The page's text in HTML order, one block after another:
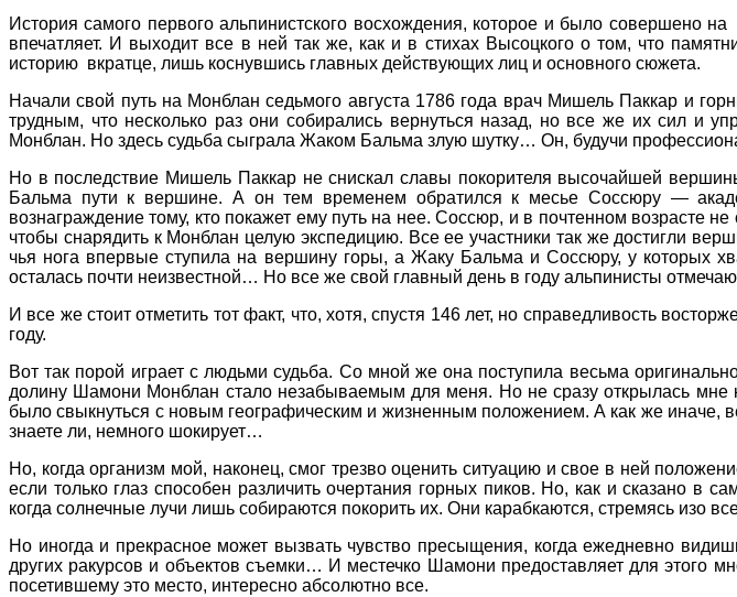
История самого первого альпинистского восхождения, которое и было совершено
впечатляет. И выходит все в ней так же, как и в стихах Высоцкого о том, что
историю вкратце, лишь коснувшись главных действующих лиц и основного сюжета.
Начали свой путь на Монблан седьмого августа 1786 года врач Мишель Паккар и
трудным, что несколько раз они собирались вернуться назад, но все же их сил и
Монблан. Но здесь судьба сыграла Жаком Бальма злую шутку… Он, будучи
Но в последствие Мишель Паккар не снискал славы покорителя высочайшей
Бальма пути к вершине. А он тем временем обратился к месье Соссюру —
вознаграждение тому, кто покажет ему путь на нее. Соссюр, и в почтенном возрасте
чтобы снарядить к Монблан целую экспедицию. Все ее участники так же достигли
чья нога впервые ступила на вершину горы, а Жаку Бальма и Соссюру, у которых
осталась почти неизвестной… Но все же свой главный день в году альпинисты
И все же стоит отметить тот факт, что, хотя, спустя 146 лет, но справедливость
году.
Вот так порой играет с людьми судьба. Со мной же она поступила весьма
долину Шамони Монблан стало незабываемым для меня. Но не сразу открылась
было свыкнуться с новым географическим и жизненным положением. А как же иначе,
знаете ли, немного шокирует…
Но, когда организм мой, наконец, смог трезво оценить ситуацию и свое в ней
если только глаз способен различить очертания горных пиков. Но, как и сказано в
когда солнечные лучи лишь собираются покорить их. Они карабкаются, стремясь изо
Но иногда и прекрасное может вызвать чувство пресыщения, когда ежедневно
других ракурсов и объектов съемки… И местечко Шамони предоставляет для этого
посетившему это место, интересно абсолютно все.